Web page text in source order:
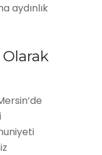
aydınlık